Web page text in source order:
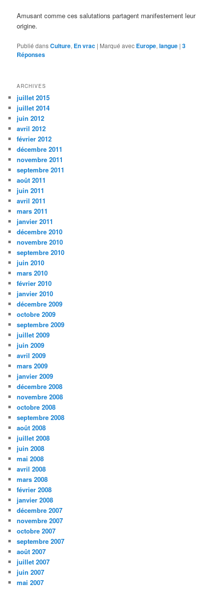
Amusant comme ces salutations partagent manifestement leur
origine.
Publié dansCulture, En vrac | Marqué avec Europe,langue |3
Réponses
ARCHIVES
juillet 2015
juillet 2014
juin 2012
avril 2012
février 2012
décembre 2011
novembre 2011
septembre 2011
août 2011
juin 2011
avril 2011
mars 2011
janvier 2011
décembre 2010
novembre 2010
septembre 2010
juin 2010
mars 2010
février 2010
janvier 2010
décembre 2009
octobre 2009
septembre 2009
juillet 2009
juin 2009
avril 2009
mars 2009
janvier 2009
décembre 2008
novembre 2008
octobre 2008
septembre 2008
août 2008
juillet 2008
juin 2008
mai 2008
avril 2008
mars 2008
février 2008
janvier 2008
décembre 2007
novembre 2007
octobre 2007
septembre 2007
août 2007
juillet 2007
juin 2007
mai 2007